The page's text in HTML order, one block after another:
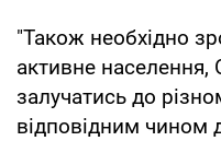
"Також необхідно
активне
залучатись до
відповідним чином